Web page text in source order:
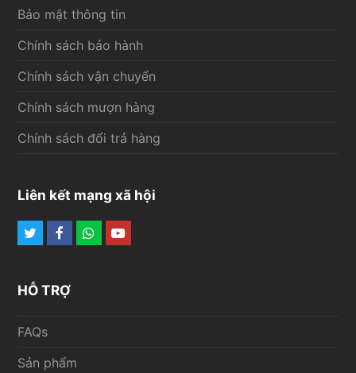
Bảo mật thông tin
Chính sách bảo hành
Chính sách vận chuyển
Chính sách mượn hàng
Chính sách đổi trả hàng
Liên kết mạng xã hội
TwitterFacebook
Whatsapp
Youtube
HỖ TRỢ
FAQs
Sản phẩm